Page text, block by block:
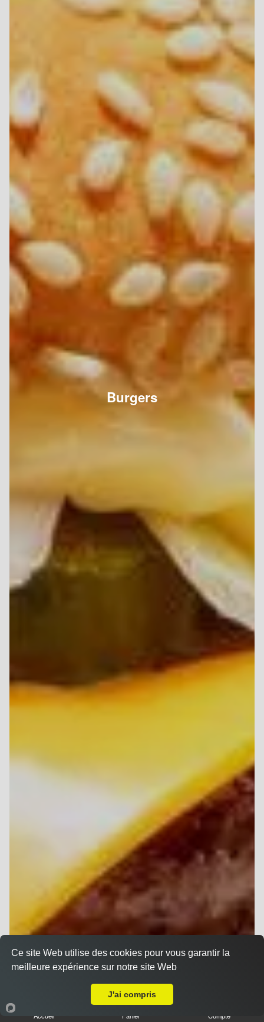
Burgers
Accueil Panier Compte
Ce site Web utilise des cookies pour vous garantir la
meilleure expérience sur notre site Web
J'ai compris